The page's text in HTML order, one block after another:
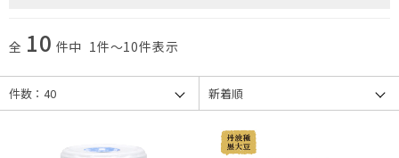
全 10 件中 1件～10件表示